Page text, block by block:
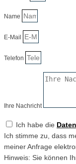
Name
E-Mail
Telefon
Ihre Nachricht
Ich habe die
Ich stimme zu, dass
meiner Anfrage
Hinweis: Sie können